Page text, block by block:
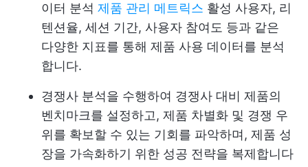
이터 분석 제품 관리 메트릭스 활성 사용자, 리
텐션율, 세션 기간, 사용자 참여도 등과 같은
다양한 지표를 통해 제품 사용 데이터를 분석
합니다.
경쟁사 분석을 수행하여 경쟁사 대비 제품의
벤치마크를 설정하고, 제품 차별화 및 경쟁 우
위를 확보할 수 있는 기회를 파악하며, 제품 성
장을 가속화하기 위한 성공 전략을 복제합니다